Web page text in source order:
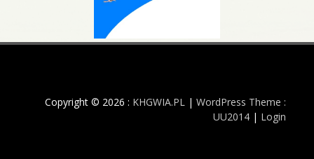
Copyright © 2026 : KHGWIA.PL | WordPress Theme :
UU2014 | Login